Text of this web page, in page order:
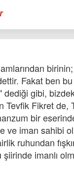
Fakat ben
dediği gibi,
Tevfik Fikret de,
bir
ve iman sahibi
ruhundan
imanlı